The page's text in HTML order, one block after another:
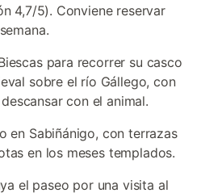
4,7/5). Conviene reservar
para recorrer su casco
sobre el río Gállego, con
con el animal.
en Sabiñánigo, con terrazas
en los meses templados.
el paseo por una visita al